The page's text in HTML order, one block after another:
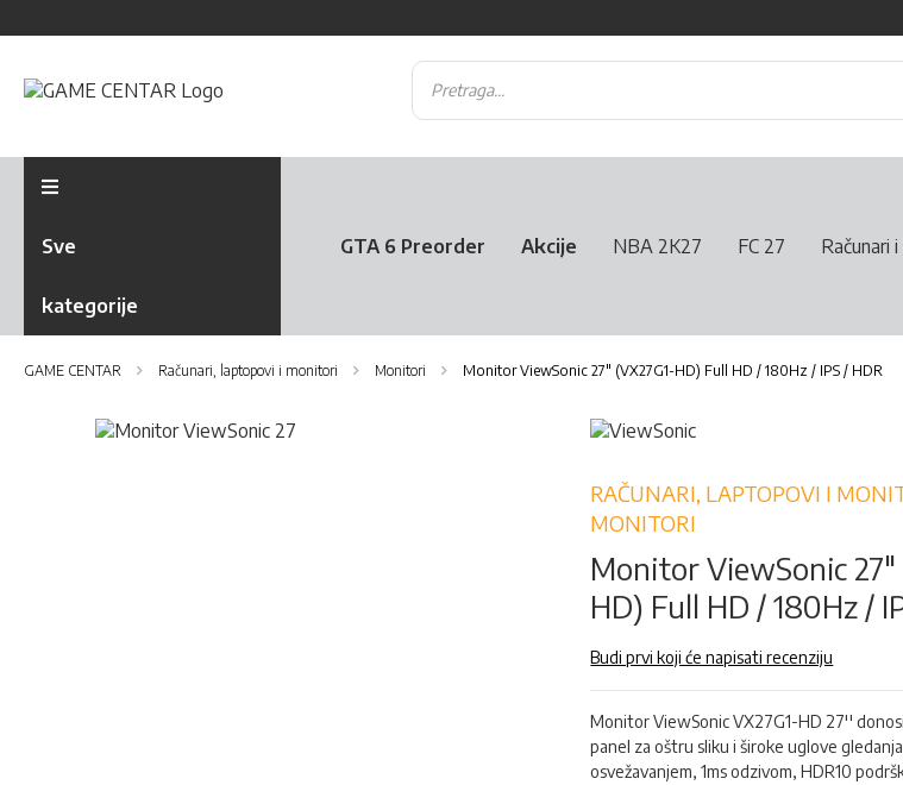
Sve
kategorije
GTA 6 Preorder Akcije NBA 2K27 FC 27 Računari
GAME CENTAR Računari, laptopovi i monitori Monitori Monitor ViewSonic 27" (VX27G1-HD) Full HD / 180Hz / IPS / HDR
Skip
RAČUNARI, LAPTOPOVI I
MONITORI
Monitor ViewSonic 27"
HD) Full HD / 180Hz /
Budi prvi koji će napisati recenziju
Monitor ViewSonic VX27G1-HD 27''
panel za oštru sliku i široke uglove
osvežavanjem, 1ms odzivom, HDR10